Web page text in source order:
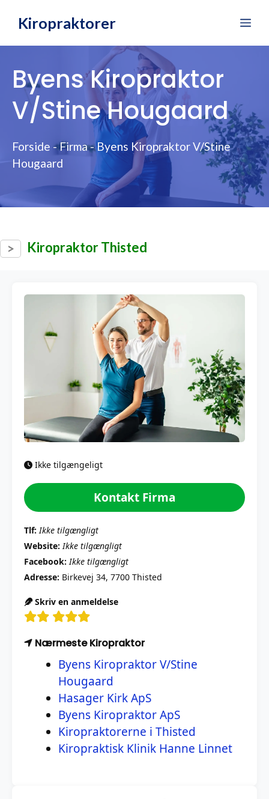
Kiropraktorer
Byens Kiropraktor
V/Stine Hougaard
Forside -Firma-Byens Kiropraktor V/Stine
Hougaard
Kiropraktor Thisted
Ikke tilgængeligt
Kontakt Firma
Tlf: Ikke tilgængligt
Website: Ikke tilgængligt
Facebook: Ikke tilgængligt
Adresse: Birkevej 34, 7700 Thisted
Skriv en anmeldelse
Nærmeste Kiropraktor
Byens Kiropraktor V/Stine
Hougaard
Hasager Kirk ApS
Byens Kiropraktor ApS
Kiropraktorerne i Thisted
Kiropraktisk Klinik Hanne Linnet